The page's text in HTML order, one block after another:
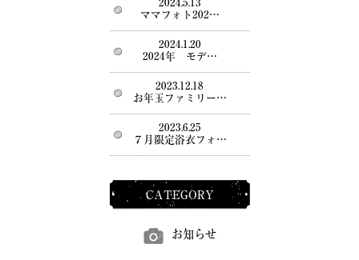
2024.5.13
ママフォト202…
2024.1.20
2024年 モデ…
2023.12.18
お年玉ファミリー…
2023.6.25
７月限定浴衣フォ…
CATEGORY
お知らせ